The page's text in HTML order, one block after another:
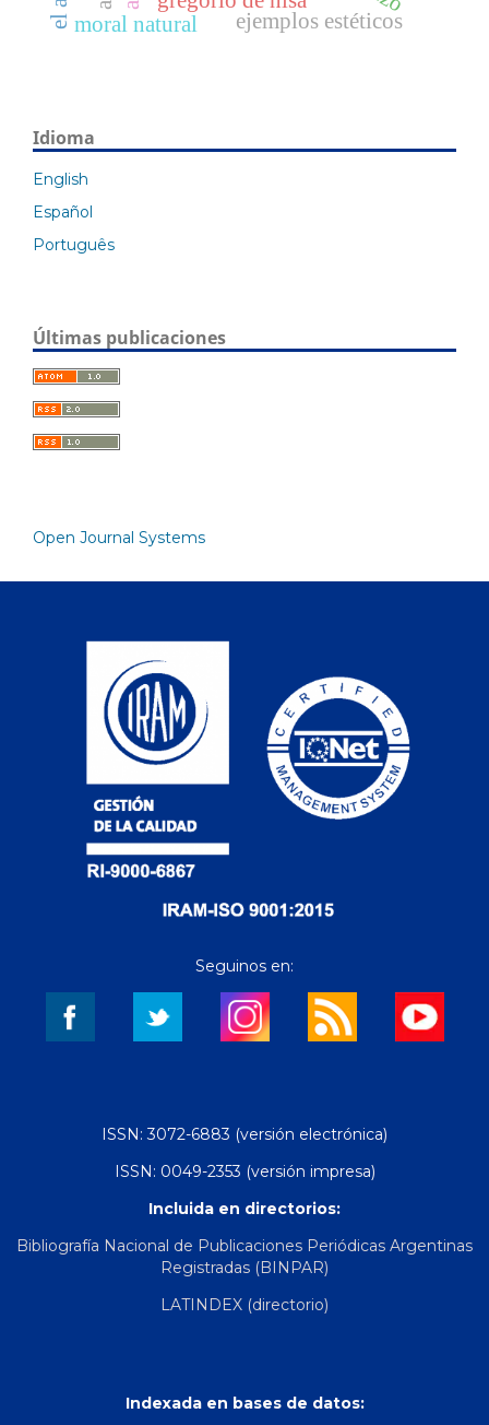
moral natural ejemplos estéticos
Idioma
English
Español
Português
Últimas publicaciones
Open Journal Systems
Seguinos en:
ISSN: 3072-6883 (versión electrónica)
ISSN: 0049-2353 (versión impresa)
Incluida en directorios:
Bibliografía Nacional de Publicaciones Periódicas Argentinas
Registradas (BINPAR)
LATINDEX (directorio)
Indexada en bases de datos: